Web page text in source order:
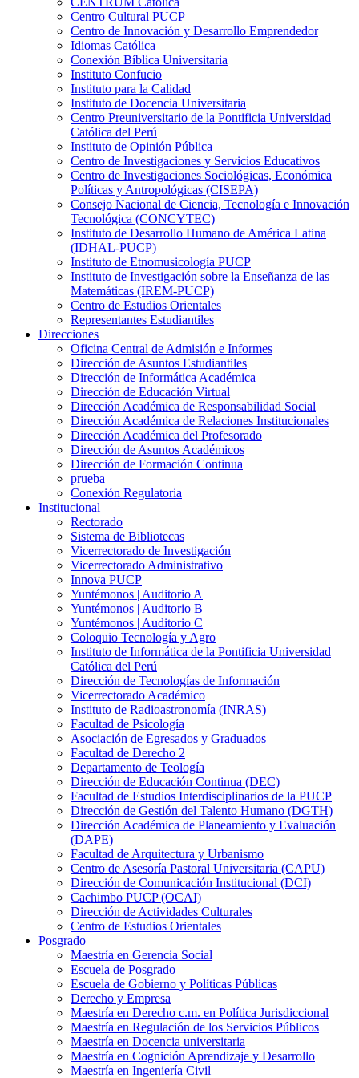
Centro Cultural PUCP
Centro de Innovación y Desarrollo Emprendedor
Idiomas Católica
Conexión Bíblica Universitaria
Instituto Confucio
Instituto para la Calidad
Instituto de Docencia Universitaria
Centro Preuniversitario de la Pontificia Universidad
Católica del Perú
Instituto de Opinión Pública
Centro de Investigaciones y Servicios Educativos
Centro de Investigaciones Sociológicas, Económica
Políticas y Antropológicas (CISEPA)
Consejo Nacional de Ciencia, Tecnología e Innovación
Tecnológica (CONCYTEC)
Instituto de Desarrollo Humano de América Latina
(IDHAL-PUCP)
Instituto de Etnomusicología PUCP
Instituto de Investigación sobre la Enseñanza de las
Matemáticas (IREM-PUCP)
Centro de Estudios Orientales
Representantes Estudiantiles
Direcciones
Oficina Central de Admisión e Informes
Dirección de Asuntos Estudiantiles
Dirección de Informática Académica
Dirección de Educación Virtual
Dirección Académica de Responsabilidad Social
Dirección Académica de Relaciones Institucionales
Dirección Académica del Profesorado
Dirección de Asuntos Académicos
Dirección de Formación Continua
prueba
Conexión Regulatoria
Institucional
Rectorado
Sistema de Bibliotecas
Vicerrectorado de Investigación
Vicerrectorado Administrativo
Innova PUCP
Yuntémonos | Auditorio A
Yuntémonos | Auditorio B
Yuntémonos | Auditorio C
Coloquio Tecnología y Agro
Instituto de Informática de la Pontificia Universidad
Católica del Perú
Dirección de Tecnologías de Información
Vicerrectorado Académico
Instituto de Radioastronomía (INRAS)
Facultad de Psicología
Asociación de Egresados y Graduados
Facultad de Derecho 2
Departamento de Teología
Dirección de Educación Continua (DEC)
Facultad de Estudios Interdisciplinarios de la PUCP
Dirección de Gestión del Talento Humano (DGTH)
Dirección Académica de Planeamiento y Evaluación
(DAPE)
Facultad de Arquitectura y Urbanismo
Centro de Asesoría Pastoral Universitaria (CAPU)
Dirección de Comunicación Institucional (DCI)
Cachimbo PUCP (OCAI)
Dirección de Actividades Culturales
Centro de Estudios Orientales
Posgrado
Maestría en Gerencia Social
Escuela de Posgrado
Escuela de Gobierno y Políticas Públicas
Derecho y Empresa
Maestría en Derecho c.m. en Política Jurisdiccional
Maestría en Regulación de los Servicios Públicos
Maestría en Docencia universitaria
Maestría en Cognición Aprendizaje y Desarrollo
Maestría en Ingeniería Civil